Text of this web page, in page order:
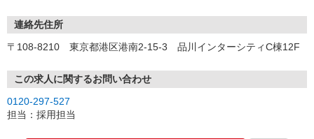
・マスクの着用
・アルコール消毒、手洗いうがいの徹底
・発熱、風邪症状の場合の自宅療養など
【注意事項】
東京都介護職員就業促進事業につき、当社での就業経験のある方、
学生、Wワーク、自営業などは応募不可（その他規定あり）
連絡先住所
〒108-8210 東京都港区港南2-15-3 品川インターシティC棟12F
この求人に関するお問い合わせ
0120-297-527
担当：採用担当